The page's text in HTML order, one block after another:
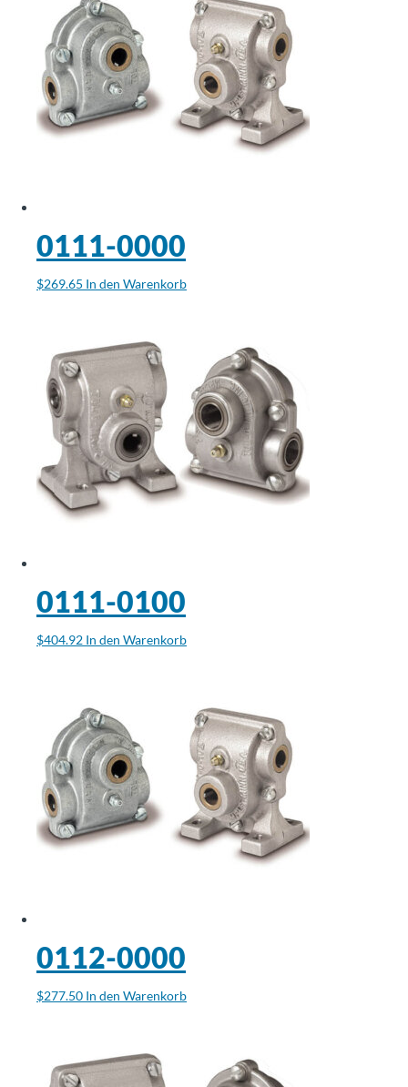
0111-0000
$269.65 In den Warenkorb
0111-0100
$404.92 In den Warenkorb
0112-0000
$277.50 In den Warenkorb